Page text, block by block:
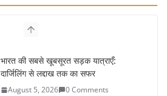
भारत की सबसे खूबसूरत सड़क यात्राएँ:
दार्जिलिंग से लद्दाख तक का सफर
August 5, 2026 0 Comments